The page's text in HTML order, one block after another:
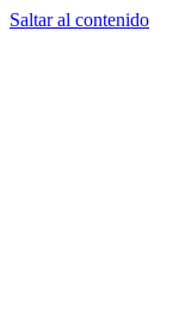
Saltar al contenido